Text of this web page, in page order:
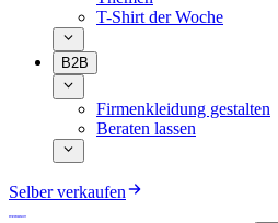
T-Shirt der Woche
B2B
Firmenkleidung gestalten
Beraten lassen
Selber verkaufen